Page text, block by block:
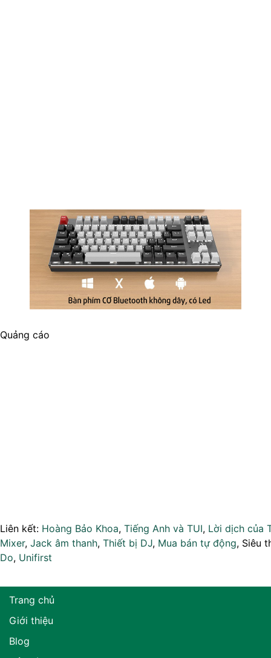
Quảng cáo
Liên kết: Hoàng Bảo Khoa, Tiếng Anh và TUI, Lời dịch của
Mixer, Jack âm thanh, Thiết bị DJ, Mua bán tự động, Siêu
Do, Unifirst
Trang chủ
Giới thiệu
Blog